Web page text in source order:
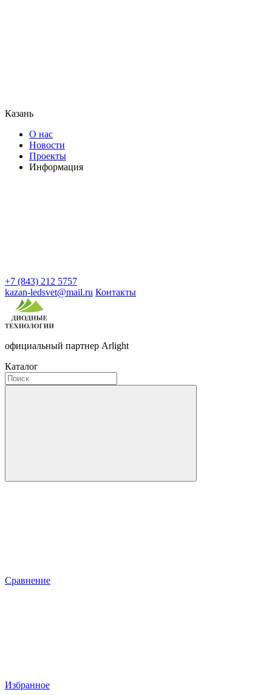
Казань
О нас
Новости
Проекты
Информация
+7 (843) 212 5757
kazan-ledsvet@mail.ru Контакты
официальный партнер Arlight
Каталог
Сравнение
Избранное